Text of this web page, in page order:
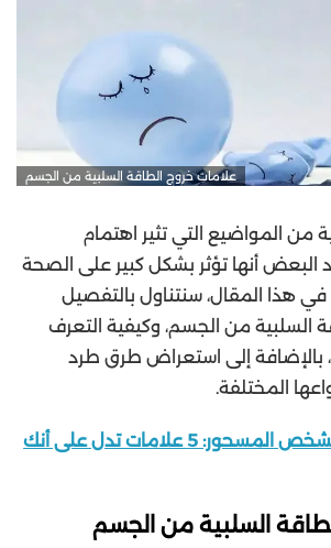
علامات خروج الطاقة السلبية من الجسم
من المواضيع التي تثير اهتمام
البعض أنها تؤثر بشكل كبير على الصحة
في هذا المقال، سنتناول بالتفصيل
السلبية من الجسم، وكيفية التعرف
بالإضافة إلى استعراض طرق طرد
المختلفة.
علامات الشخص المسحور: 5 علامات تدل على أنك
السلبية من الجسم